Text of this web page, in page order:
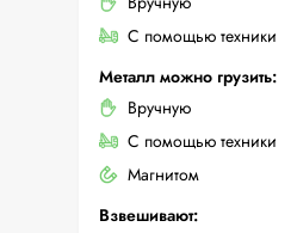
С помощью техники
Металл можно грузить:
Вручную
С помощью техники
Магнитом
Взвешивают: